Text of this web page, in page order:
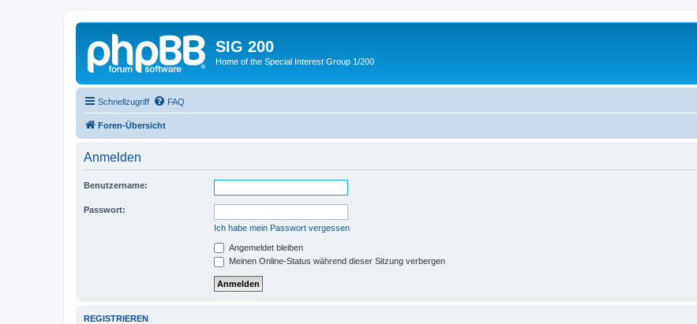
SIG 200
Home of the Special Interest Group 1/200
Schnellzugriff FAQ
Foren-Übersicht
Anmelden
Benutzername:
Passwort:
Ich habe mein Passwort vergessen
Angemeldet bleiben
Meinen Online-Status während dieser Sitzung verbergen
REGISTRIEREN